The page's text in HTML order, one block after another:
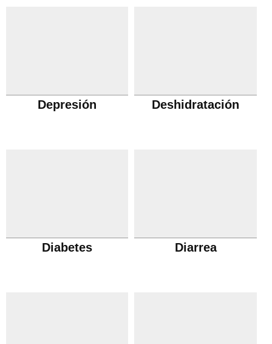
Depresión Deshidratación
Diabetes Diarrea